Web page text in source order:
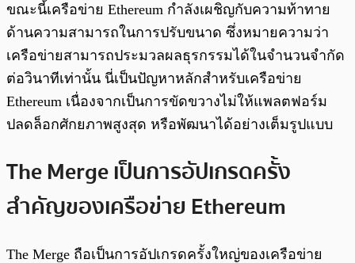
ขณะนี้เครือข่าย Ethereum กำลังเผชิญกับความท้าทาย
ด้านความสามารถในการปรับขนาด ซึ่งหมายความว่า
เครือข่ายสามารถประมวลผลธุรกรรมได้ในจำนวนจำกัด
ต่อวินาทีเท่านั้น นี่เป็นปัญหาหลักสำหรับเครือข่าย
Ethereum เนื่องจากเป็นการขัดขวางไม่ให้แพลตฟอร์ม
ปลดล็อกศักยภาพสูงสุด หรือพัฒนาได้อย่างเต็มรูปแบบ
The Merge เป็นการอัปเกรดครั้ง
สำคัญของเครือข่าย Ethereum
The Merge ถือเป็นการอัปเกรดครั้งใหญ่ของเครือข่าย